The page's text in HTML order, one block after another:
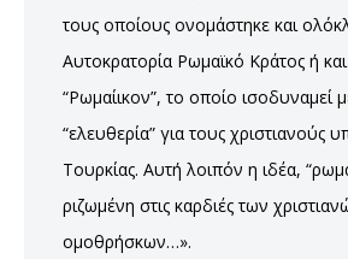
τους οποίους ονομάστηκε και
Αυτοκρατορία Ρωμαϊκό Κράτος ή
“Ρωμαίικον”, το οποίο ισοδυναμεί
“ελευθερία” για τους χριστιανούς
Τουρκίας. Αυτή λοιπόν η ιδέα,
ριζωμένη στις καρδιές των
ομοθρήσκων…».